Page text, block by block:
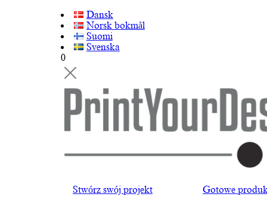
Dansk
Norsk bokmål
Suomi
Svenska
0
Stwórz swój projekt Gotowe